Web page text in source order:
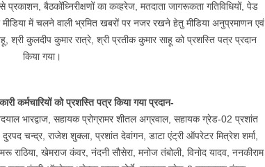
बैठकोंध्निरीक्षणों का कव्हरेज, मतदाता जागरूकता गतिविधियों, पेड
में चलने वाली भ्रमित खबरों पर नजर रखने हेतु मीडिया अनुप्रमाणन एवं
श्री कुलदीप कुमार रात्रे, श्री प्रतीक कुमार साहू को प्रशस्ति पत्र प्रदान
किया गया।
कर्मचारियों को प्रशस्ति पत्र किया गया प्रदान-
भारद्वाज, सहायक प्रोग्रामर शीतल अग्रवाल, सहायक ग्रेड-02 प्रशांत
चन्द्र, राजेश शुक्ला, प्रशांत देवांगन, डाटा एंट्री ऑपरेटर मित्रेश शर्मा,
खेमराज कंवर, नंदनी सौसेरा, मनोज तंबोली, विनोद यादव, ननकीराम